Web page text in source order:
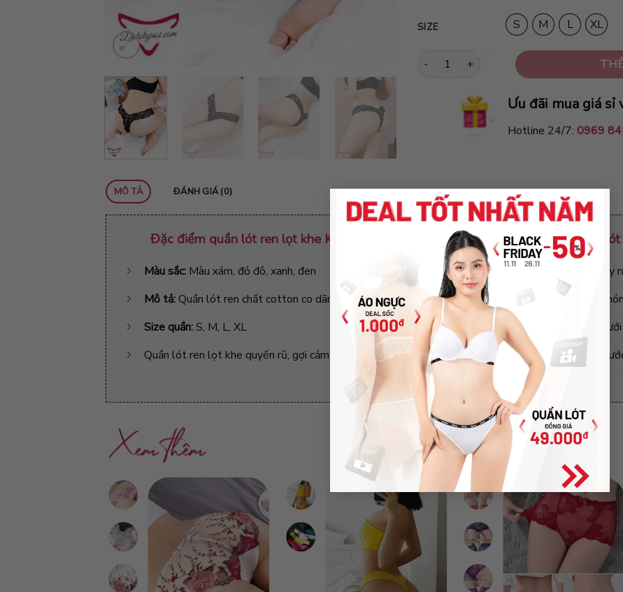
×
SIZE S M L XL
Quần lót ren lọt khe Kokila cao cấp QR7 số
Ưu đãi mua giá sỉ
Hotline 24/7: 0969
MÔ TẢ ĐÁNH GIÁ (0)
Đặc điểm quần lót ren lọt khe Kokila cao cấp QR7
Màu sắc: Màu xám, đỏ đô, xanh, đen
Mô tả: Quần lót ren chất cotton co dãn, thoáng mát
Size quần:S, M, L, XL
Quần lót ren lọt khe quyến rũ, gợi cảm,
Cách vệ sinh quần lót
Không sử dụng chất tẩy
Không giặt bằng nước
Không phơi trực tiếp
Nên lộn trái quần áo